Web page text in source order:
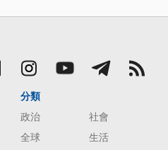
分類
政治
社會
全球
生活